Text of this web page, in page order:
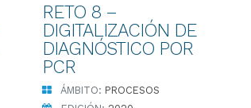
RETO 8 –
DIGITALIZACIÓN DE
DIAGNÓSTICO POR
PCR
ÁMBITO: PROCESOS